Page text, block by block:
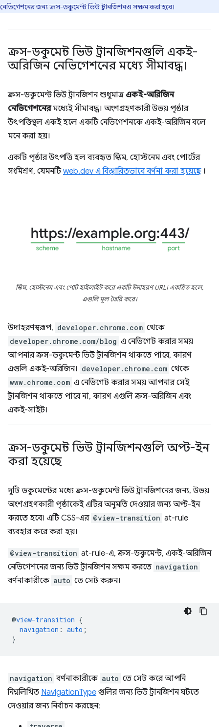
নেভিগেশনের জন্য ক্রস-ডকুমেন্ট ভিউ ট্রানজিশনও সক্ষম করা হবে।
ক্রস-ডকুমেন্ট ভিউ ট্রানজিশনগুলি একই-
অরিজিন নেভিগেশনের মধ্যে সীমাবদ্ধ।
ক্রস-ডকুমেন্ট ভিউ ট্রানজিশন শুধুমাত্র একই-অরিজিন
নেভিগেশনেরমধ্যেই সীমাবদ্ধ। অংশগ্রহণকারী উভয় পৃষ্ঠার
উৎপত্তিস্থল একই হলে একটি নেভিগেশনকে একই-অরিজিন বলে
মনে করা হয়।
একটি পৃষ্ঠার উৎপত্তি হল ব্যবহৃত স্কিম, হোস্টনেম এবং পোর্টের
সংমিশ্রণ, যেমনটিweb.dev এ বিস্তারিতভাবে বর্ণনা করা হয়েছে।
স্কিম, হোস্টনেম এবং পোর্ট হাইলাইট করে একটি উদাহরণ URL। একত্রিত হলে,
এগুলি মূল তৈরি করে।
উদাহরণস্বরূপ, developer.chrome.com থেকে
developer.chrome.com/blog এ নেভিগেট করার সময়
আপনার ক্রস-ডকুমেন্ট ভিউ ট্রানজিশন থাকতে পারে, কারণ
এগুলি একই-অরিজিন। developer.chrome.com থেকে
www.chrome.com এ নেভিগেট করার সময় আপনার সেই
ট্রানজিশন থাকতে পারে না, কারণ এগুলি ক্রস-অরিজিন এবং
একই-সাইট।
ক্রস-ডকুমেন্ট ভিউ ট্রানজিশনগুলি অপ্ট-ইন
করা হয়েছে
দুটি ডকুমেন্টের মধ্যে ক্রস-ডকুমেন্ট ভিউ ট্রানজিশনের জন্য, উভয়
অংশগ্রহণকারী পৃষ্ঠাকেই এটির অনুমতি দেওয়ার জন্য অপ্ট-ইন
করতে হবে। এটি CSS-এর @view-transition at-rule
ব্যবহার করে করা হয়।
@view-transition at-rule-এ, ক্রস-ডকুমেন্ট, একই-অরিজিন
নেভিগেশনের জন্য ভিউ ট্রানজিশন সক্ষম করতে navigation
বর্ণনাকারীকে auto তে সেট করুন।
@view-transition {
navigation : auto ;
}
navigation বর্ণনাকারীকে auto তে সেট করে আপনি
নিম্নলিখিত NavigationType গুলির জন্য ভিউ ট্রানজিশন ঘটতে
দেওয়ার জন্য নির্বাচন করছেন: